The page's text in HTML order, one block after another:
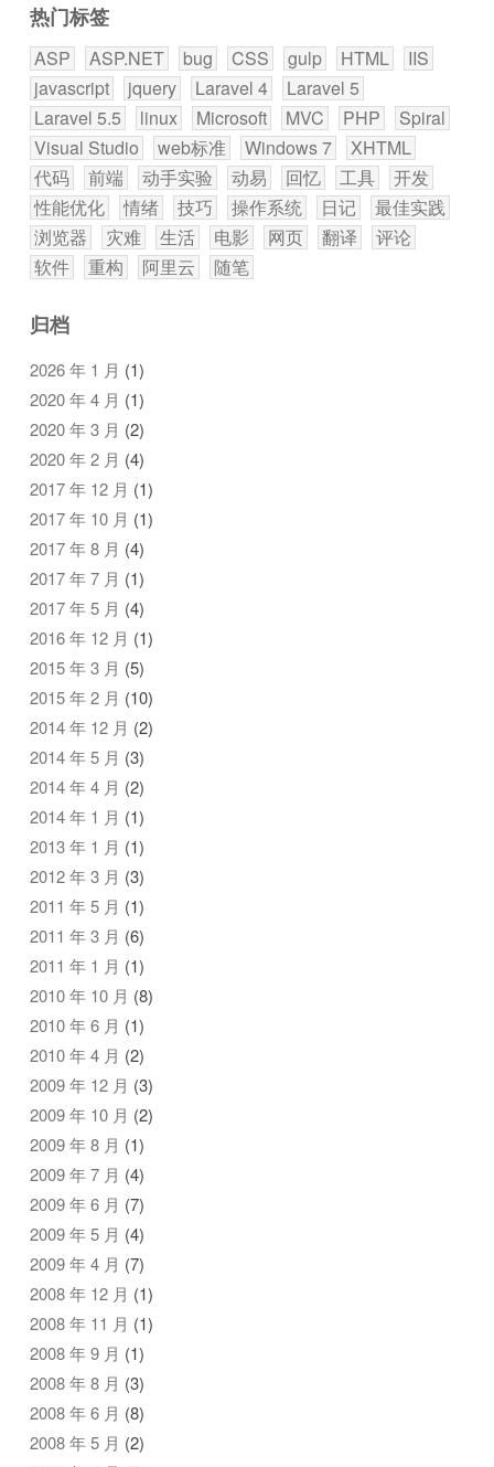
热门标签
ASP ASP.NET bug CSS gulp HTML
IIS
javascript
jquery Laravel 4
Laravel 5
Laravel 5.5
linux Microsoft MVC PHP
Spiral
Visual Studio
web标准 Windows 7
XHTML
代码
前端 动手实验 动易 回忆 工具
开发
性能优化
情绪 技巧 操作系统 日记
最佳实践
浏览器
灾难 生活 电影 网页 翻译
评论
软件
重构 阿里云 随笔
归档
2026 年 1 月 (1)
2020 年 4 月 (1)
2020 年 3 月 (2)
2020 年 2 月 (4)
2017 年 12 月 (1)
2017 年 10 月 (1)
2017 年 8 月 (4)
2017 年 7 月 (1)
2017 年 5 月 (4)
2016 年 12 月 (1)
2015 年 3 月 (5)
2015 年 2 月 (10)
2014 年 12 月 (2)
2014 年 5 月 (3)
2014 年 4 月 (2)
2014 年 1 月 (1)
2013 年 1 月 (1)
2012 年 3 月 (3)
2011 年 5 月 (1)
2011 年 3 月 (6)
2011 年 1 月 (1)
2010 年 10 月 (8)
2010 年 6 月 (1)
2010 年 4 月 (2)
2009 年 12 月 (3)
2009 年 10 月 (2)
2009 年 8 月 (1)
2009 年 7 月 (4)
2009 年 6 月 (7)
2009 年 5 月 (4)
2009 年 4 月 (7)
2008 年 12 月 (1)
2008 年 11 月 (1)
2008 年 9 月 (1)
2008 年 8 月 (3)
2008 年 6 月 (8)
2008 年 5 月 (2)